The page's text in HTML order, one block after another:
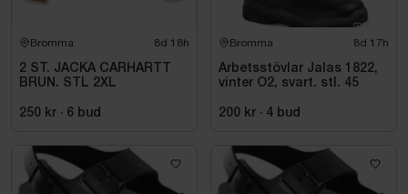
Bromma 8d 18h
2 ST. JACKA CARHARTT
BRUN. STL 2XL
250 kr · 6 bud
Bromma 8d 17h
Arbetsstövlar Jalas 1822,
vinter O2, svart. stl. 45
200 kr · 4 bud